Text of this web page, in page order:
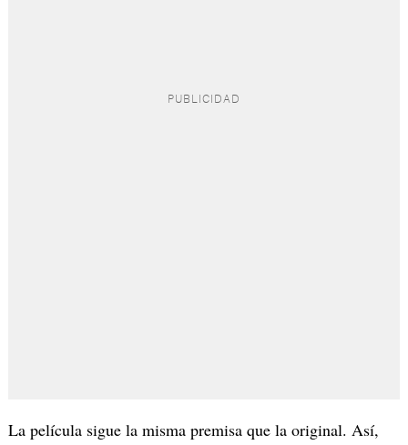
La película sigue la misma premisa que la original. Así,